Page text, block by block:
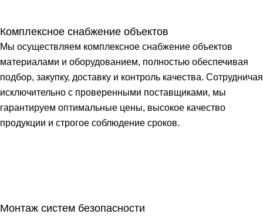
Комплексное снабжение объектов
Мы осуществляем комплексное снабжение объектов
материалами и оборудованием, полностью обеспечивая
подбор, закупку, доставку и контроль качества. Сотрудничая
исключительно с проверенными поставщиками, мы
гарантируем оптимальные цены, высокое качество
продукции и строгое соблюдение сроков.
Монтаж систем безопасности